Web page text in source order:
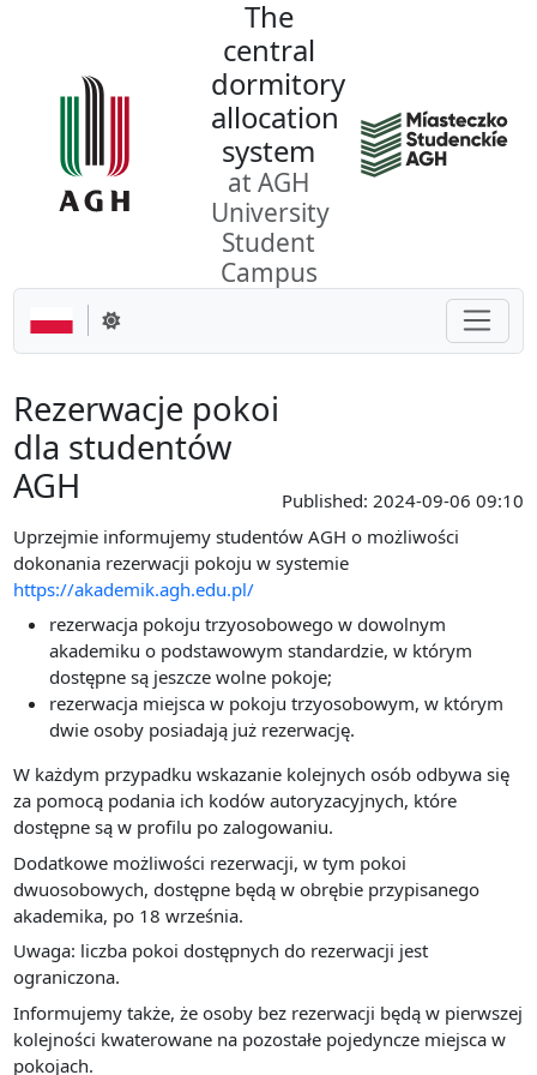
The
central
dormitory
allocation
system
at AGH
University
Student
Campus
Change theme
Rezerwacje pokoi
dla studentów
AGH
Published: 2024-09-06 09:10
Uprzejmie informujemy studentów AGH o możliwości
dokonania rezerwacji pokoju w systemie
https://akademik.agh.edu.pl/
rezerwacja pokoju trzyosobowego w dowolnym
akademiku o podstawowym standardzie, w którym
dostępne są jeszcze wolne pokoje;
rezerwacja miejsca w pokoju trzyosobowym, w którym
dwie osoby posiadają już rezerwację.
W każdym przypadku wskazanie kolejnych osób odbywa się
za pomocą podania ich kodów autoryzacyjnych, które
dostępne są w profilu po zalogowaniu.
Dodatkowe możliwości rezerwacji, w tym pokoi
dwuosobowych, dostępne będą w obrębie przypisanego
akademika, po 18 września.
Uwaga: liczba pokoi dostępnych do rezerwacji jest
ograniczona.
Informujemy także, że osoby bez rezerwacji będą w pierwszej
kolejności kwaterowane na pozostałe pojedyncze miejsca w
pokojach.